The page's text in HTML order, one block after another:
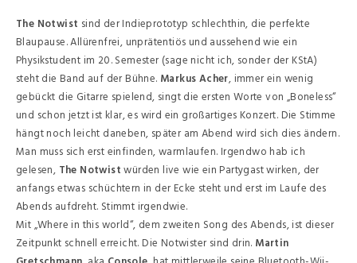
The Notwist sind der Indieprototyp schlechthin, die perfekte
Blaupause. Allürenfrei, unprätentiös und aussehend wie ein
Physikstudent im 20. Semester (sage nicht ich, sonder der KStA)
steht die Band auf der Bühne. Markus Acher, immer ein wenig
gebückt die Gitarre spielend, singt die ersten Worte von „Boneless“
und schon jetzt ist klar, es wird ein großartiges Konzert. Die Stimme
hängt noch leicht daneben, später am Abend wird sich dies ändern.
Man muss sich erst einfinden, warmlaufen. Irgendwo hab ich
gelesen, The Notwistwürden live wie ein Partygast wirken, der
anfangs etwas schüchtern in der Ecke steht und erst im Laufe des
Abends aufdreht. Stimmt irgendwie.
Mit „Where in this world“, dem zweiten Song des Abends, ist dieser
Zeitpunkt schnell erreicht. Die Notwister sind drin. Martin